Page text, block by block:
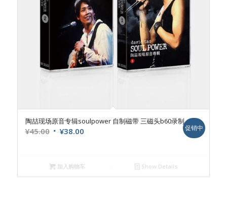
陶喆现场原音专辑soulpower 自制磁带 三磁头b60录制
¥45.00 原
¥45.00。
¥38.00当
格
为：
促销中
加入购物车 Show Details